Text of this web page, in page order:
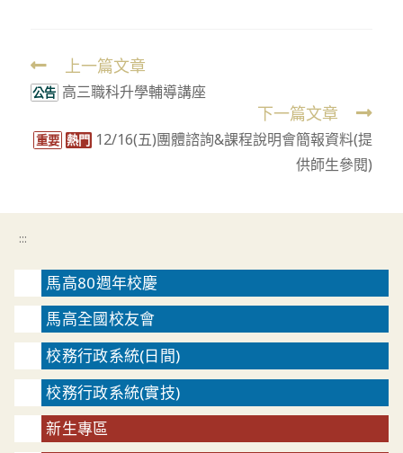
Read
more
上一篇文章
公告 高三職科升學輔導講座
下一篇文章
重要 熱門 12/16(五)團體諮詢&課程說明會簡報資料(提
供師生參閱)
:::
馬高80週年校慶
馬高全國校友會
校務行政系統(日間)
校務行政系統(實技)
新生專區